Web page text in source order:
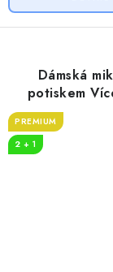
Dámská
potiskem
PREMIUM
2 + 1